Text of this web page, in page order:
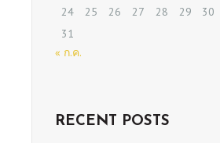
24
25 26 27 28 29
30
31
« ก.ค.
RECENT POSTS